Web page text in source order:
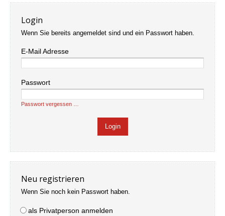
Login
Wenn Sie bereits angemeldet sind und ein Passwort haben.
E-Mail Adresse
Passwort
Passwort vergessen …
Neu registrieren
Wenn Sie noch kein Passwort haben.
als Privatperson anmelden